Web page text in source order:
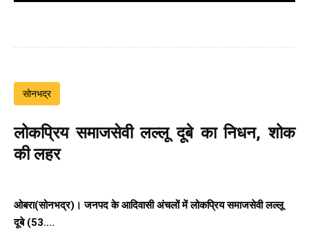
सोनभद्र
लोकप्रिय समाजसेवी लल्लू दूबे का निधन, शोक
की लहर
ओबरा(सोनभद्र)। जनपद के आदिवासी अंचलों में लोकप्रिय समाजसेवी लल्लू
दूबे (53....